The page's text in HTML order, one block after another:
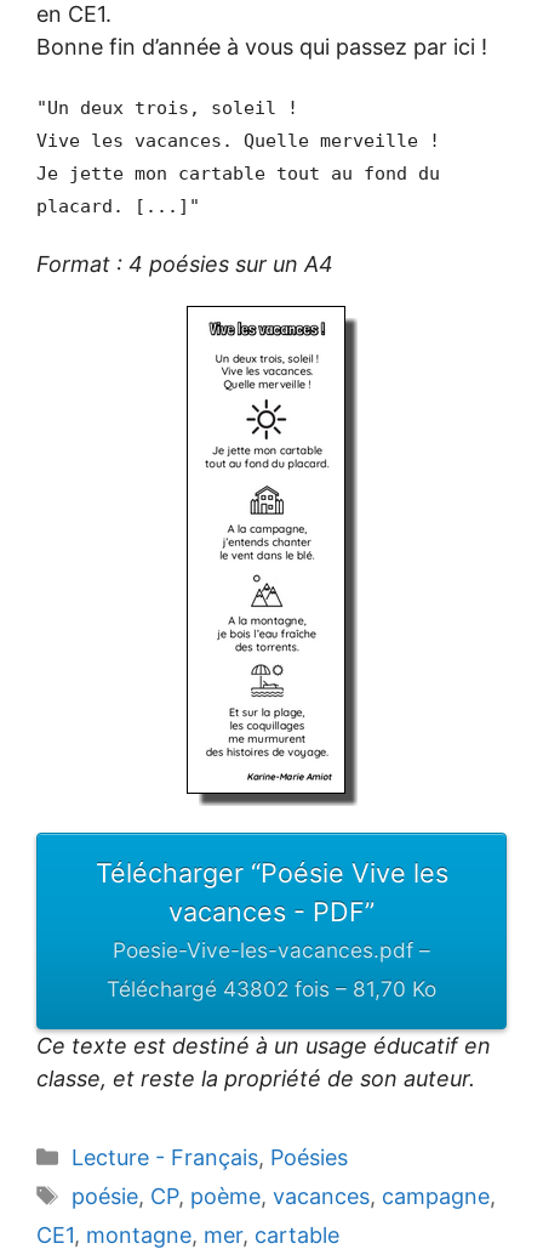
en CE1.
Bonne fin d’année à vous qui passez par ici !
"Un deux trois, soleil !
Vive les vacances. Quelle merveille !
Je jette mon cartable tout au fond du
placard. [...]"
Format : 4 poésies sur un A4
Télécharger “Poésie Vive les
vacances - PDF”
Poesie-Vive-les-vacances.pdf –
Téléchargé 43802 fois – 81,70 Ko
Ce texte est destiné à un usage éducatif en
classe, et reste la propriété de son auteur.
Catégories
Lecture - Français, Poésies
Étiquettes
poésie, CP, poème, vacances, campagne,
CE1, montagne, mer, cartable